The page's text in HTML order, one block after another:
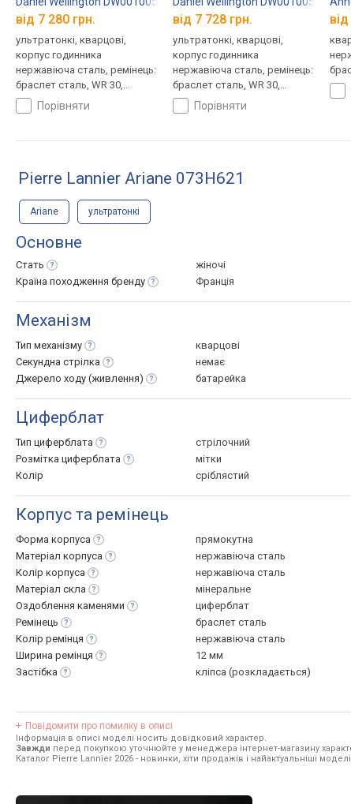
від 7 280 грн.
ультратонкі, кварцові,
корпус годинника
нержавіюча сталь, ремінець:
браслет сталь, WR 30,
Швеціяпорівняти
від 7 728 грн.
ультратонкі, кварцові,
корпус годинника
нержавіюча сталь, ремінець:
браслет сталь, WR 30,
Швеціяпорівняти
Pierre Lannier Ariane 073H621
Ariane ультратонкі
Основне
Стать
жіночі
Країна походження бренду Франція
Механізм
Тип механізму
кварцові
Секундна стрілка
немає
Джерело ходу (живлення) батарейка
Циферблат
Тип циферблата
стрілочний
Розмітка циферблата
мітки
Колір
сріблястий
Корпус та ремінець
Форма корпуса
прямокутна
Матеріал корпуса
нержавіюча сталь
Колір корпуса
нержавіюча сталь
Матеріал скла
мінеральне
Оздоблення каменями
циферблат
Ремінець
браслет сталь
Колір ремінця
нержавіюча сталь
Ширина ремінця
12 мм
Застібка
кліпса (розкладається)
Повідомити про помилку в описі
Інформація в описі моделі носить довідковий характер.
Завжди перед покупкою уточнюйте у менеджера інтернет-магазину
Каталог Pierre Lannier 2026 - новинки, хіти продажів і найактуальніші